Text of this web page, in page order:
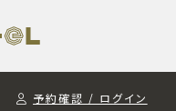
予約確認 / ログイン